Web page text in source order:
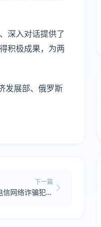
深入对话提供了
积极成果，为两
发展部、俄罗斯
下一篇
网络诈骗犯罪